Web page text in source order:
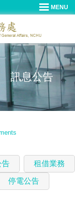
訊息公告
告 租借業務
停電公告